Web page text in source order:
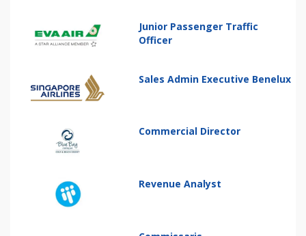
Junior Passenger Traffic
Officer
Sales Admin Executive Benelux
Commercial Director
Revenue Analyst